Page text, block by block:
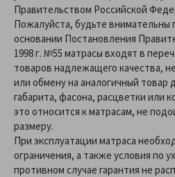
Правительством Российской
Пожалуйста, будьте внимательны
основании Постановления
1998 г. №55 матрасы входят в
товаров надлежащего качества,
или обмену на аналогичный товар
габарита, фасона, расцветки или
это относится к матрасам, не
размеру.
При эксплуатации матраса
ограничения, а также условия по
противном случае гарантия не